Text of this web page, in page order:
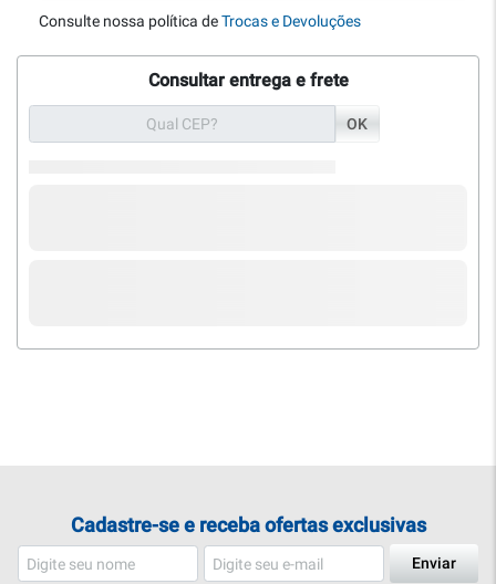
Consulte nossa política deTrocas e Devoluções
Consultar entrega e frete
OK
Cadastre-se e receba ofertas exclusivas
Enviar